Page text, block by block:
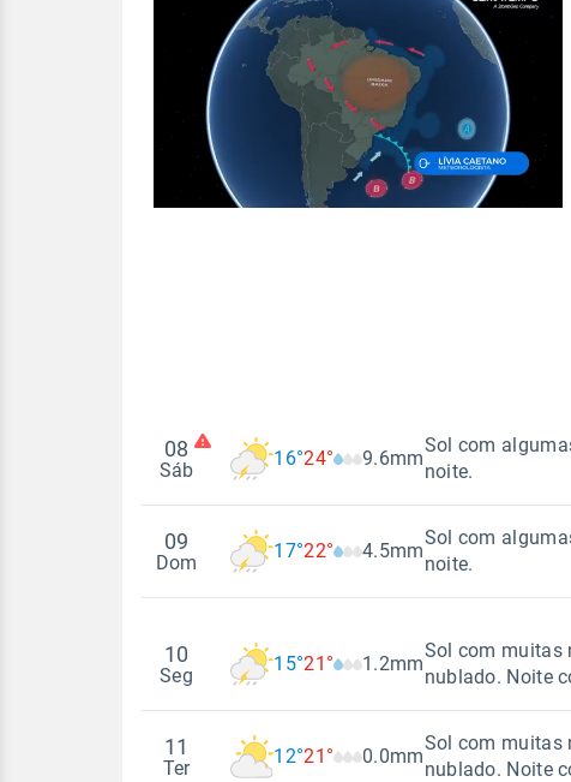
08
Sáb
16°24° 9.6mm
Sol com
noite.
Madrugada
16°
16°19°
Vento
NE - 7km/h
NE - 59km/h
09
Dom
17°22° 4.5mm
Sol com
noite.
Madrugada
Temperatura
17°
Sensação térmica
17°19°
10
Seg
15°21° 1.2mm
Sol com muitas
nublado. Noite
Madrugada Manhã
11
Ter
12°21° 0.0mm
Sol com muitas
nublado. Noite